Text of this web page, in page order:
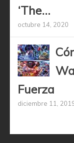
‘The...
octubre 14, 2020
Fuerza
diciembre 11,